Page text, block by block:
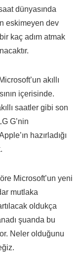
dünyasında
eskimeyen dev
kaç adım atmak
akıllı
içerisinde.
saatler gibi son
G’nin
hazırladığı
Microsoft’un yeni
mutlaka
oldukça
şuanda bu
Neler olduğunu